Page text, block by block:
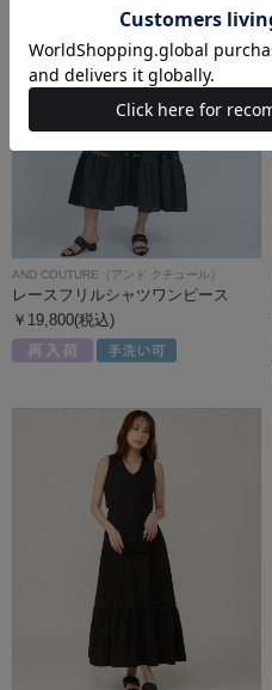
AND COUTURE（アンド クチュール）
レースフリルシャツワンピース
￥19,800(税込)